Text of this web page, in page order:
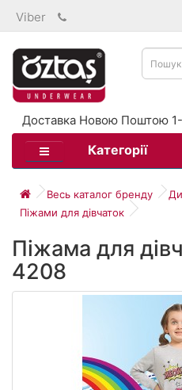
Viber
Доставка Новою Поштою
Категорії
Весь каталог бренду
Піжами для дівчаток
Піжама для
4208